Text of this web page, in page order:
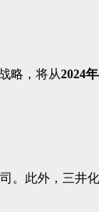
略，将从2024
。此外，三